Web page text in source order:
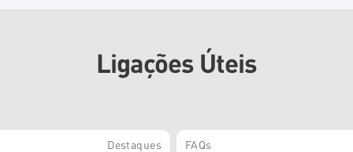
Ligações Úteis
Destaques FAQs